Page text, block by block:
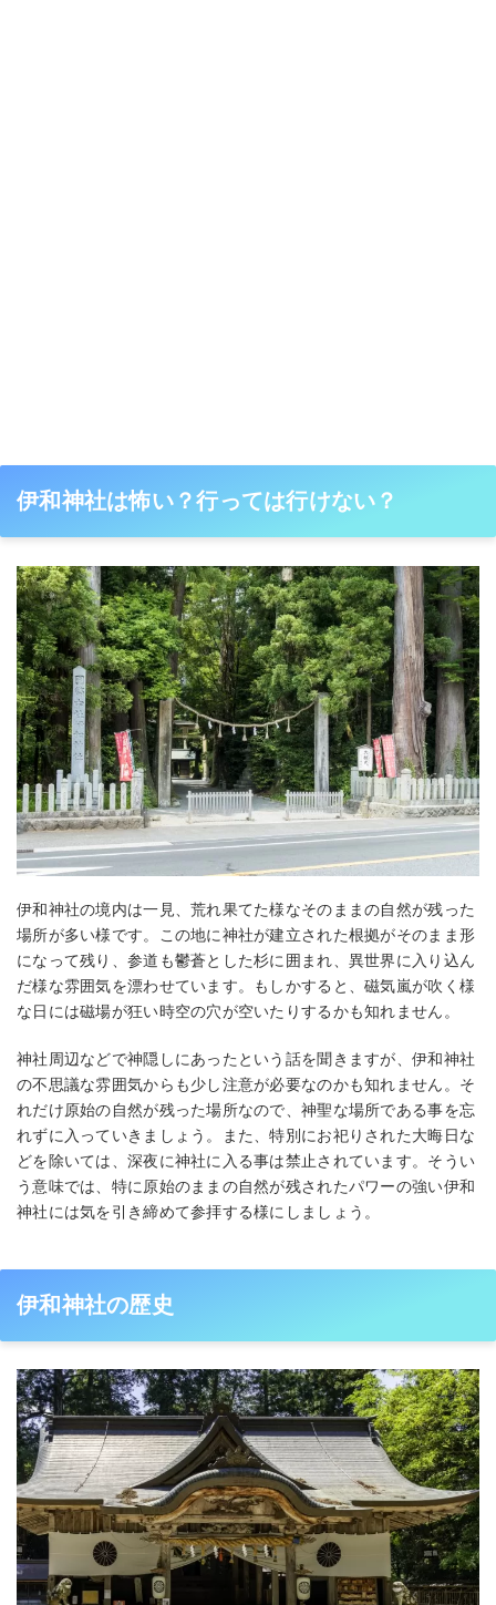
伊和神社は怖い？行っては行けない？
伊和神社の境内は一見、荒れ果てた様なそのままの自然が残った
場所が多い様です。この地に神社が建立された根拠がそのまま形
になって残り、参道も鬱蒼とした杉に囲まれ、異世界に入り込ん
だ様な雰囲気を漂わせています。もしかすると、磁気嵐が吹く様
な日には磁場が狂い時空の穴が空いたりするかも知れません。
神社周辺などで神隠しにあったという話を聞きますが、伊和神社
の不思議な雰囲気からも少し注意が必要なのかも知れません。そ
れだけ原始の自然が残った場所なので、神聖な場所である事を忘
れずに入っていきましょう。また、特別にお祀りされた大晦日な
どを除いては、深夜に神社に入る事は禁止されています。そうい
う意味では、特に原始のままの自然が残されたパワーの強い伊和
神社には気を引き締めて参拝する様にしましょう。
伊和神社の歴史